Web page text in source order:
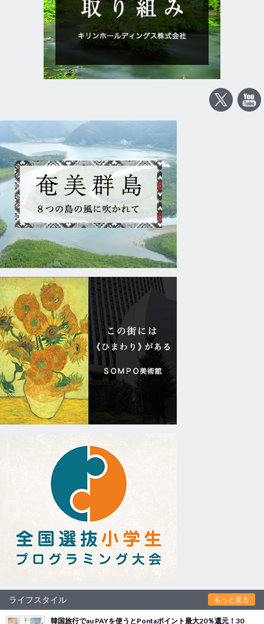
ライフスタイル もっと見る
韓国旅行でau PAYを使うとPontaポイント最大20％還元！30